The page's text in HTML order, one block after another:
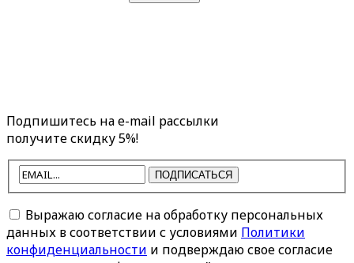
Подпишитесь на e-mail рассылки
получите скидку 5%!
ПОДПИСАТЬСЯ
Выражаю согласие на обработку персональных
данных в соответствии с условиями Политики
конфиденциальности и подверждаю свое согласие